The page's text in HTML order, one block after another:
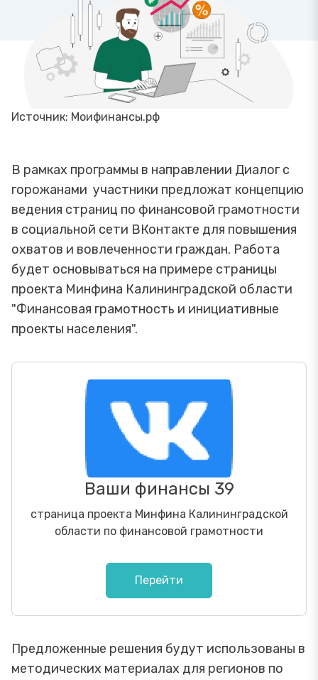
Источник: Моифинансы.рф
В рамках программы в направлении Диалог с
горожанами участники предложат концепцию
ведения страниц по финансовой грамотности
в социальной сети ВКонтакте для повышения
охватов и вовлеченности граждан. Работа
будет основываться на примере страницы
проекта Минфина Калининградской области
"Финансовая грамотность и инициативные
проекты населения".
Ваши финансы 39
страница проекта Минфина Калининградской
области по финансовой грамотности
Перейти
Предложенные решения будут использованы в
методических материалах для регионов по